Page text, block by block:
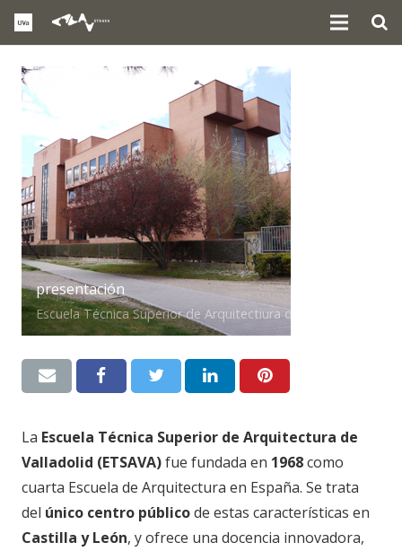
presentación
Escuela Técnica Superior de Arquitectiura de Valladolid
La Escuela Técnica Superior de Arquitectura de
Valladolid (ETSAVA)fue fundada en 1968como
cuarta Escuela de Arquitectura en España. Se trata
del único centro públicode estas características en
Castilla y León, y ofrece una docencia innovadora,